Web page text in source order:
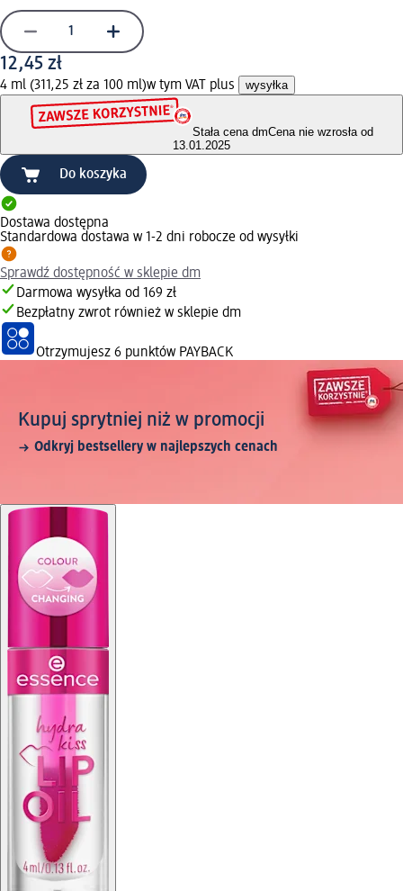
12,45 zł
4 ml (311,25 zł za 100 ml)w tym VAT plus wysyłka
Stała cena dmCena nie wzrosła od
13.01.2025
Do koszyka
Dostawa dostępna
Standardowa dostawa w 1-2 dni robocze od wysyłki
Sprawdź dostępność w sklepie dm
Darmowa wysyłka od 169 zł
Bezpłatny zwrot również w sklepie dm
Otrzymujesz 6 punktów PAYBACK
Kupuj sprytniej niż w promocji
Odkryj bestsellery w najlepszych cenach